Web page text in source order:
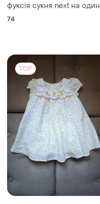
фуксія сукня next на один
рік
74
TOP